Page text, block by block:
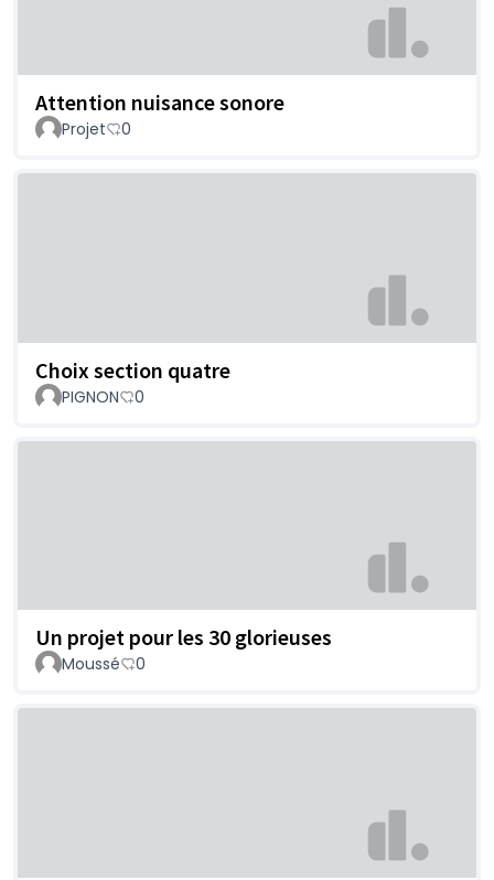
Attention nuisance sonore
Projet 0
Choix section quatre
PIGNON 0
Un projet pour les 30 glorieuses
Moussé 0